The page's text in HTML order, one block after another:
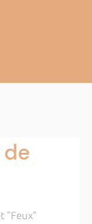
"Feux"